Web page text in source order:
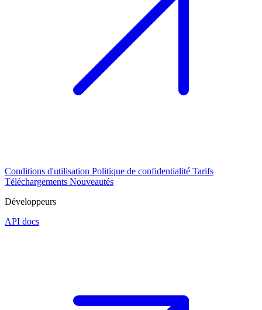
Conditions d'utilisation Politique de confidentialité Tarifs
Téléchargements Nouveautés
Développeurs
API docs